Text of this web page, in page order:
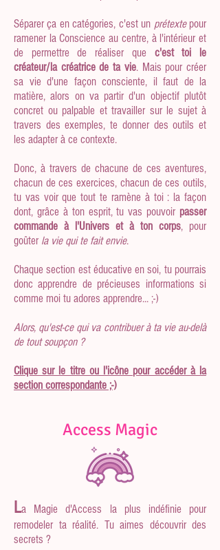
Séparer ça en catégories, c'est un prétextepour
ramener la Conscience au centre, à l'intérieur et
de permettre de réaliser que c'est toi le
créateur/la créatrice de ta vie. Mais pour créer
sa vie d'une façon consciente, il faut de la
matière, alors on va partir d'un objectif plutôt
concret ou palpable et travailler sur le sujet à
travers des exemples, te donner des outils et
les adapter à ce contexte.
Donc, à travers de chacune de ces aventures,
chacun de ces exercices, chacun de ces outils,
tu vas voir que tout te ramène à toi : la façon
dont, grâce à ton esprit, tu vas pouvoir passer
commande à l'Univers et à ton corps, pour
goûter la vie qui te fait envie.
Chaque section est éducative en soi, tu pourrais
donc apprendre de précieuses informations si
comme moi tu adores apprendre... ;-)
Alors, qu'est-ce qui va contribuer à ta vie au-delà
de tout soupçon ?
Clique sur le titre ou l'icône pour accéder à la
section correspondante ;-)
Access Magic
La Magie d'Access la plus indéfinie pour
remodeler ta réalité. Tu aimes découvrir des
secrets ?